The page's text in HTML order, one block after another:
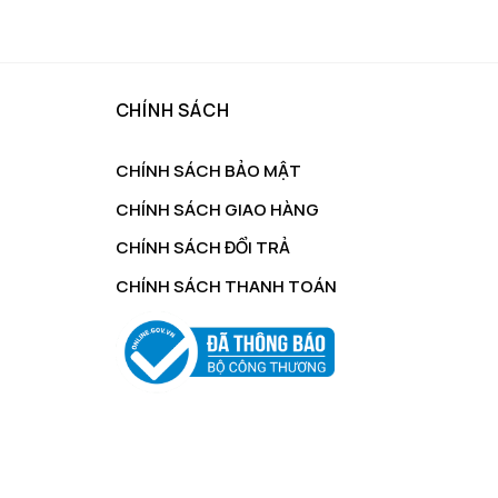
CHÍNH SÁCH
CHÍNH SÁCH BẢO MẬT
CHÍNH SÁCH GIAO HÀNG
CHÍNH SÁCH ĐỔI TRẢ
CHÍNH SÁCH THANH TOÁN